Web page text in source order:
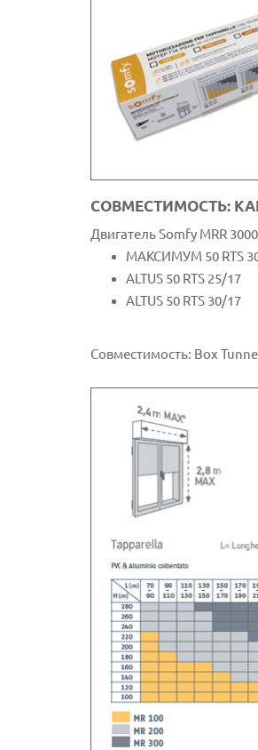
СОВМЕСТИМОСТЬ:
Двигатель Somfy MRR
МАКСИМУМ 50 RTS
ALTUS 50 RTS 25/17
ALTUS 50 RTS 30/17
Совместимость: Box